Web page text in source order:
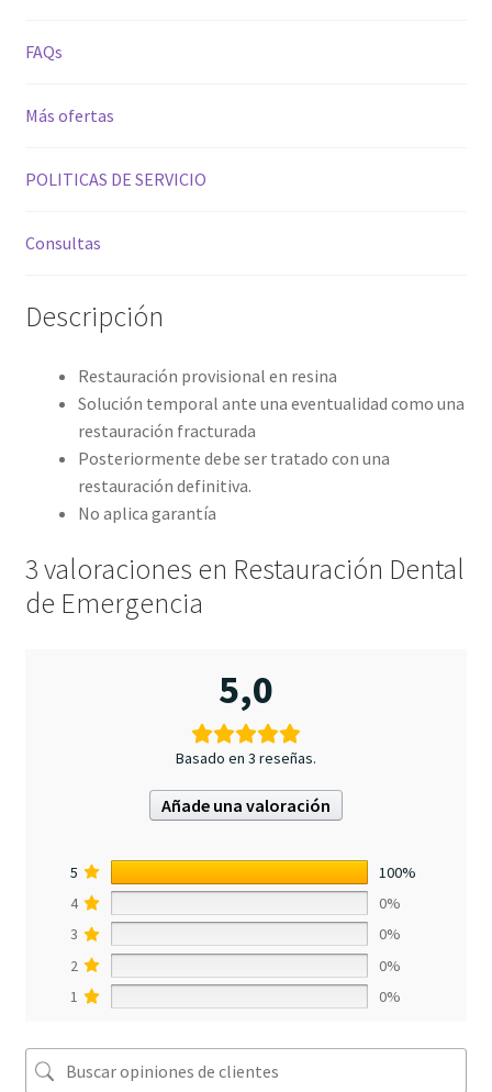
FAQs
Más ofertas
POLITICAS DE SERVICIO
Consultas
Descripción
Restauración provisional en resina
Solución temporal ante una eventualidad como una
restauración fracturada
Posteriormente debe ser tratado con una
restauración definitiva.
No aplica garantía
3 valoraciones en Restauración Dental
de Emergencia
5,0
Basado en 3 reseñas.
Añade una valoración
5
100%
4
0%
3
0%
2
0%
1
0%